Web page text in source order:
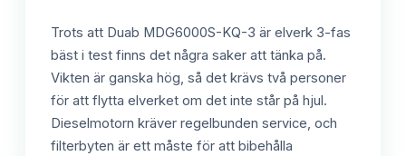
Trots att Duab MDG6000S-KQ-3 är elverk 3-fas
bäst i test finns det några saker att tänka på.
Vikten är ganska hög, så det krävs två personer
för att flytta elverket om det inte står på hjul.
Dieselmotorn kräver regelbunden service, och
filterbyten är ett måste för att bibehålla